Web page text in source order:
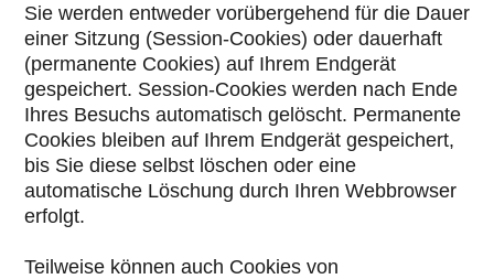
Sie werden entweder vorübergehend für die Dauer
einer Sitzung (Session-Cookies) oder dauerhaft
(permanente Cookies) auf Ihrem Endgerät
gespeichert. Session-Cookies werden nach Ende
Ihres Besuchs automatisch gelöscht. Permanente
Cookies bleiben auf Ihrem Endgerät gespeichert,
bis Sie diese selbst löschen oder eine
automatische Löschung durch Ihren Webbrowser
erfolgt.
Teilweise können auch Cookies von